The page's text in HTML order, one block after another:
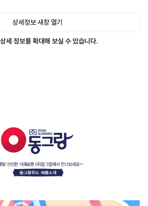
상세정보 새창 열기
상세 정보를 확대해 보실 수 있습니다.